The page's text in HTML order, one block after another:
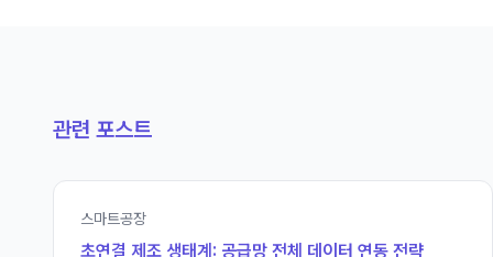
관련 포스트
스마트공장
초연결 제조 생태계: 공급망 전체 데이터 연동 전략